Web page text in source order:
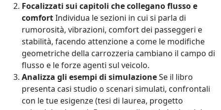
Focalizzati sui capitoli che collegano flusso e
comfortIndividua le sezioni in cui si parla di
rumorosità, vibrazioni, comfort dei passeggeri e
stabilità, facendo attenzione a come le modifiche
geometriche della carrozzeria cambiano il campo di
flusso e le forze agenti sul veicolo.
Analizza gli esempi di simulazioneSe il libro
presenta casi studio o scenari simulati, confrontali
con le tue esigenze (tesi di laurea, progetto